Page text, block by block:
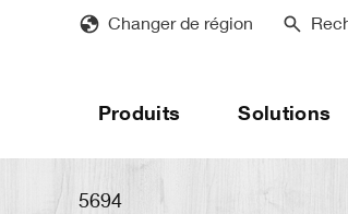
Changer de région
Produits Solutions
5694